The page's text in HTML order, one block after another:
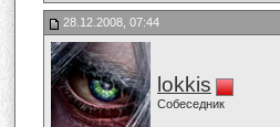
28.12.2008, 07:44
lokkis
Собеседник